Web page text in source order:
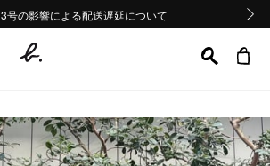
地震の影響による配送遅延について
Summer Sale 2buy10%OFF!!
号の影響による配送遅延について
地震の影響による配送遅延について
Summer Sale 2buy10%OFF!!